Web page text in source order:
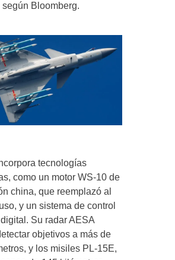
Bloomberg.
tecnologías
como un motor WS-10 de
china, que reemplazó al
y un sistema de control
Su radar AESA
objetivos a más de
y los misiles PL-15E,